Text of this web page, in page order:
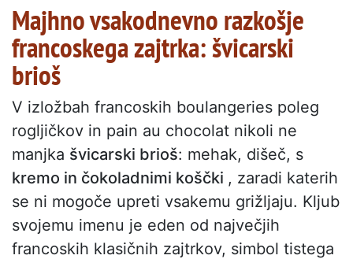
Majhno vsakodnevno razkošje
francoskega zajtrka: švicarski
brioš
V izložbah francoskih boulangeries poleg
rogljičkov in pain au chocolat nikoli ne
manjka švicarski brioš: mehak, dišeč, s
kremo in čokoladnimi koščki , zaradi katerih
se ni mogoče upreti vsakemu grižljaju. Kljub
svojemu imenu je eden od največjih
francoskih klasičnih zajtrkov, simbol tistega